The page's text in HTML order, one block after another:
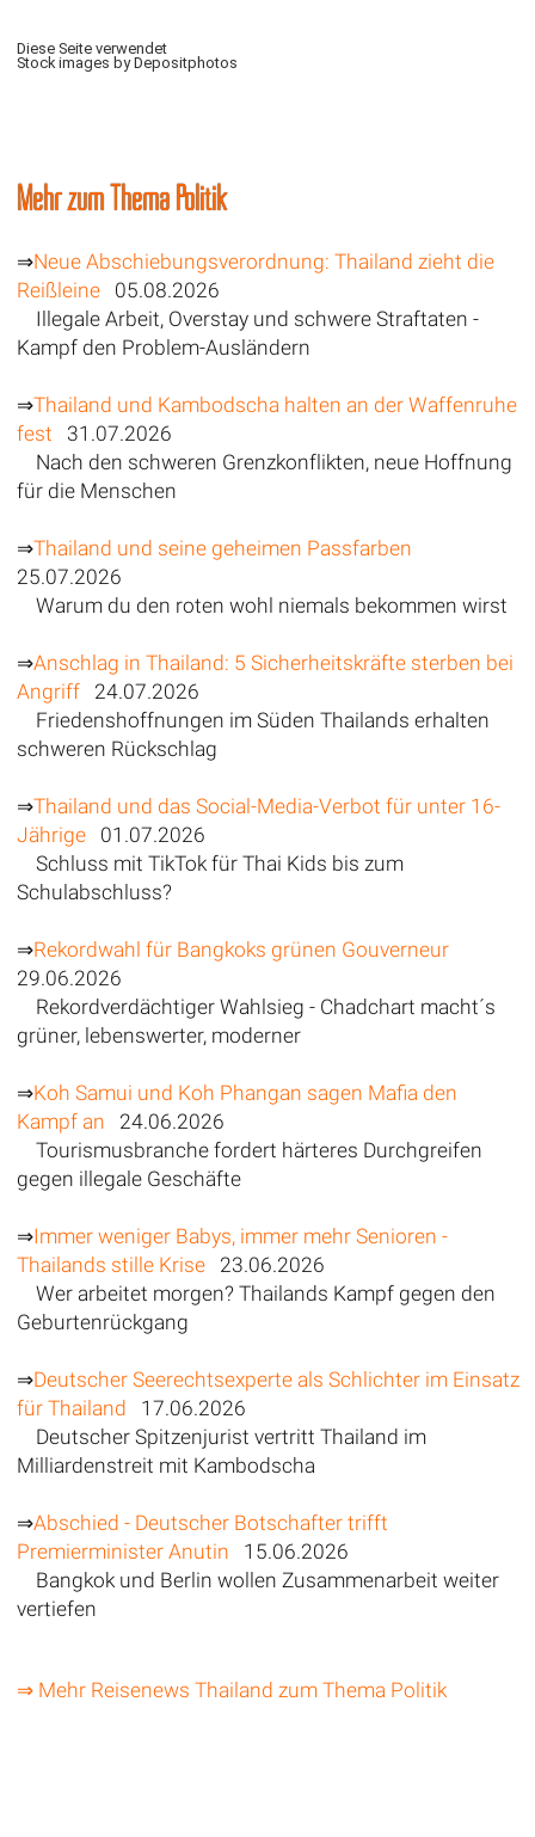
Diese Seite verwendet
Stock images by Depositphotos
Mehr zum Thema Politik
⇒Neue Abschiebungsverordnung: Thailand zieht die
Reißleine05.08.2026
Illegale Arbeit, Overstay und schwere Straftaten -
Kampf den Problem-Ausländern
⇒Thailand und Kambodscha halten an der Waffenruhe
fest 31.07.2026
Nach den schweren Grenzkonflikten, neue Hoffnung
für die Menschen
⇒Thailand und seine geheimen Passfarben
25.07.2026
Warum du den roten wohl niemals bekommen wirst
⇒Anschlag in Thailand: 5 Sicherheitskräfte sterben bei
Angriff24.07.2026
Friedenshoffnungen im Süden Thailands erhalten
schweren Rückschlag
⇒Thailand und das Social-Media-Verbot für unter 16-
Jährige01.07.2026
Schluss mit TikTok für Thai Kids bis zum
Schulabschluss?
⇒Rekordwahl für Bangkoks grünen Gouverneur
29.06.2026
Rekordverdächtiger Wahlsieg - Chadchart macht´s
grüner, lebenswerter, moderner
⇒Koh Samui und Koh Phangan sagen Mafia den
Kampf an 24.06.2026
Tourismusbranche fordert härteres Durchgreifen
gegen illegale Geschäfte
⇒Immer weniger Babys, immer mehr Senioren -
Thailands stille Krise23.06.2026
Wer arbeitet morgen? Thailands Kampf gegen den
Geburtenrückgang
⇒Deutscher Seerechtsexperte als Schlichter im Einsatz
für Thailand 17.06.2026
Deutscher Spitzenjurist vertritt Thailand im
Milliardenstreit mit Kambodscha
⇒Abschied - Deutscher Botschafter trifft
Premierminister Anutin 15.06.2026
Bangkok und Berlin wollen Zusammenarbeit weiter
vertiefen
⇒ Mehr Reisenews Thailand zum Thema Politik